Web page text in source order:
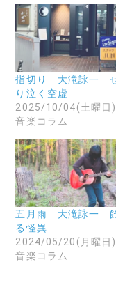
o
o
で
共
す
る
に
は
ク
リ
ッ
ク
て
く
だ
さ
い
(
新
し
い
ウ
ィ
ン
ド
ウ
て
友
達
に
メ
ー
ル
で
リ
ン
を
送
新
し
い
ウ
ィ
ン
ド
ウ
で
開
ま
す
(
ン
ド
)
指切り 大滝詠一
り泣く空虚
2025/10/04(土曜日)
音楽コラム
五月雨 大滝詠一
る怪異
2024/05/20(月曜日)
音楽コラム